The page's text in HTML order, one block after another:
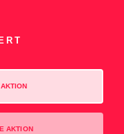
AKTION